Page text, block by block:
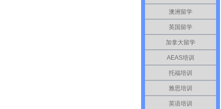
澳洲留学
英国留学
加拿大留学
AEAS培训
托福培训
雅思培训
英语培训